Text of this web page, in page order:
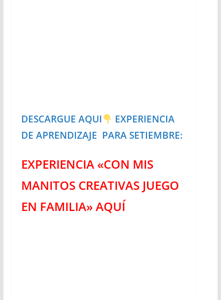
DESCARGUE AQUI
EXPERIENCIA
DE APRENDIZAJE PARA SETIEMBRE:
EXPERIENCIA «CON MIS
MANITOS CREATIVAS JUEGO
EN FAMILIA» AQUÍ